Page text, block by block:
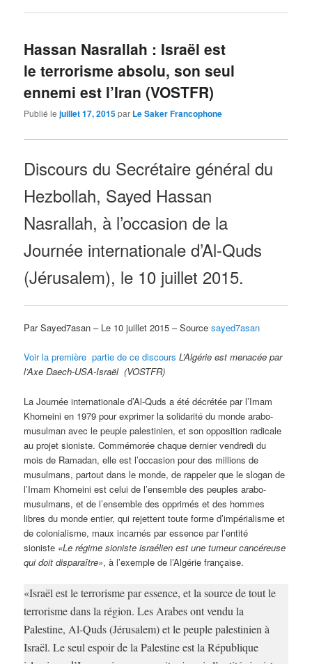
Hassan Nasrallah : Israël est
le terrorisme absolu, son seul
ennemi est l’Iran (VOSTFR)
Publié lejuillet 17, 2015par Le Saker Francophone
Discours du Secrétaire général du
Hezbollah, Sayed Hassan
Nasrallah, à l’occasion de la
Journée internationale d’Al-Quds
(Jérusalem), le 10 juillet 2015.
Par Sayed7asan – Le 10 juillet 2015 – Sourcesayed7asan
Voir la première partie de ce discours L’Algérie est menacée par
l’Axe Daech-USA-Israël (VOSTFR)
La Journée internationale d’Al-Quds a été décrétée par l’Imam
Khomeini en 1979 pour exprimer la solidarité du monde arabo-
musulman avec le peuple palestinien, et son opposition radicale
au projet sioniste. Commémorée chaque dernier vendredi du
mois de Ramadan, elle est l’occasion pour des millions de
musulmans, partout dans le monde, de rappeler que le slogan de
l’Imam Khomeini est celui de l’ensemble des peuples arabo-
musulmans, et de l’ensemble des opprimés et des hommes
libres du monde entier, qui rejettent toute forme d’impérialisme et
de colonialisme, maux incarnés par essence par l’entité
sioniste «Le régime sioniste israélien est une tumeur cancéreuse
qui doit disparaître», à l’exemple de l’Algérie française.
«Israël est le terrorisme par essence, et la source de tout le
terrorisme dans la région. Les Arabes ont vendu la
Palestine, Al-Quds (Jérusalem) et le peuple palestinien à
Israël. Le seul espoir de la Palestine est la République